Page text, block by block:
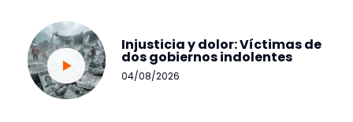
Injusticia y dolor: Víctimas de
dos gobiernos indolentes
04/08/2026